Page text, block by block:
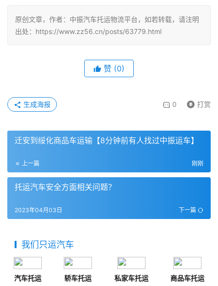
原创文章，作者：中振汽车托运物流平台，如若转载，请注明
出处：https://www.zz56.cn/posts/63779.html
赞 (0)
0 打赏
生成海报
迁安到绥化商品车运输【8分钟前有人找过中振运车】
上一篇 刚刚
托运汽车安全方面相关问题？
下一篇
2023年04月03日
我们只运汽车
汽车托运 轿车托运 私家车托运 商品车托运